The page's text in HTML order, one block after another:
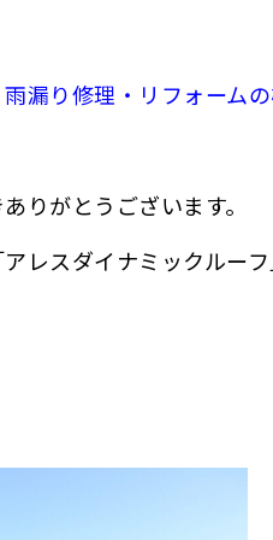
漏り修理・リフォームの
りがとうございます。
レスダイナミックルー